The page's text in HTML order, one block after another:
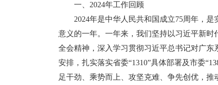
一、2024年工作回顾
2024年是中华人民共和国成立75周年，是
意义的一年。一年来，我们坚持以习近平新
全会精神，深入学习贯彻习近平总书记对广
安排，扎实落实省委“1310”具体部署及市委
足干劲、乘势而上、攻坚克难、争先创优，